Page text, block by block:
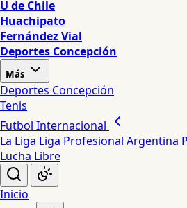
U de Chile
Huachipato
Fernández Vial
Deportes Concepción
Más
Deportes Concepción
Tenis
Futbol Internacional
La Liga Liga Profesional Argentina
Lucha Libre
Inicio